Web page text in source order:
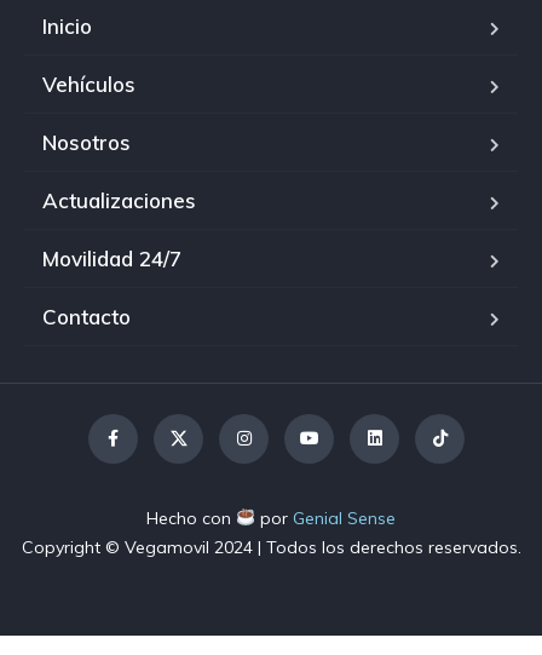
Inicio
Vehículos
Nosotros
Actualizaciones
Movilidad 24/7
Contacto
Hecho con por Genial Sense
Copyright © Vegamovil 2024| Todos los derechos reservados.